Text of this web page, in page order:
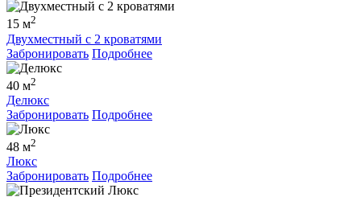
15 м2
Двухместный с 2 кроватями
Забронировать Подробнее
40 м2
Делюкс
Забронировать Подробнее
48 м2
Люкс
Забронировать Подробнее